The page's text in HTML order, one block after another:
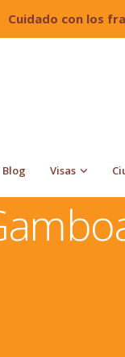
Cuidado con los
Blog Visas
de Inmigración y